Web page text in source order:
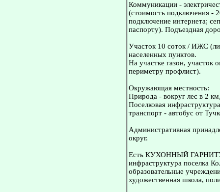
Коммуникации -
(стоимость подключения -
подключение интернета;
паспорту). Подъездная
Участок 10 соток / ИЖС
населенных пунктов.
На участке газон, участок
периметру профлист).
Окружающая местность:
Природа - вокруг лес в 2
Поселковая
транспорт - автобус от
Административная
округ.
Есть КУХОННЫЙ
инфраструктура поселка
образовательные
художественная школа,